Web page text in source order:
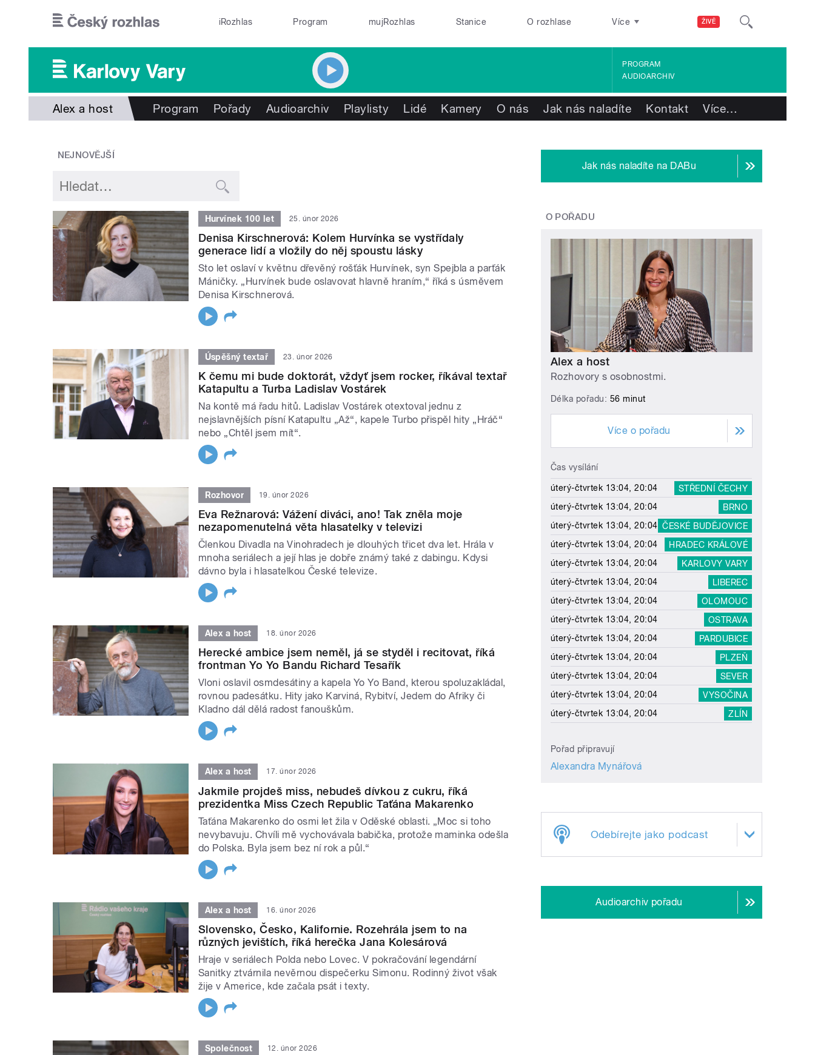
ŽIVĚ
iRozhlas Program mujRozhlas Stanice O rozhlase Více
PROGRAM
AUDIOARCHIV
Alex a host Program Pořady Audioarchiv Playlisty Lidé Kamery O nás Jak nás naladíte Kontakt Více…
NEJNOVĚJŠÍ
Hurvínek 100 let 25. únor 2026
Denisa Kirschnerová: Kolem Hurvínka se vystřídaly
generace lidí a vložily do něj spoustu lásky
Sto let oslaví v květnu dřevěný rošťák Hurvínek, syn Spejbla a parťák
Máničky. „Hurvínek bude oslavovat hlavně hraním,“ říká s úsměvem
Denisa Kirschnerová.
Úspěšný textař 23. únor 2026
K čemu mi bude doktorát, vždyť jsem rocker, říkával textař
Katapultu a Turba Ladislav Vostárek
Na kontě má řadu hitů. Ladislav Vostárek otextoval jednu z
nejslavnějších písní Katapultu „Až“, kapele Turbo přispěl hity „Hráč“
nebo „Chtěl jsem mít“.
Rozhovor 19. únor 2026
Eva Režnarová: Vážení diváci, ano! Tak zněla moje
nezapomenutelná věta hlasatelky v televizi
Členkou Divadla na Vinohradech je dlouhých třicet dva let. Hrála v
mnoha seriálech a její hlas je dobře známý také z dabingu. Kdysi
dávno byla i hlasatelkou České televize.
Alex a host 18. únor 2026
Herecké ambice jsem neměl, já se styděl i recitovat, říká
frontman Yo Yo Bandu Richard Tesařík
Vloni oslavil osmdesátiny a kapela Yo Yo Band, kterou spoluzakládal,
rovnou padesátku. Hity jako Karviná, Rybitví, Jedem do Afriky či
Kladno dál dělá radost fanouškům.
Alex a host 17. únor 2026
Jakmile projdeš miss, nebudeš dívkou z cukru, říká
prezidentka Miss Czech Republic Taťána Makarenko
Taťána Makarenko do osmi let žila v Oděské oblasti. „Moc si toho
nevybavuju. Chvíli mě vychovávala babička, protože maminka odešla
do Polska. Byla jsem bez ní rok a půl.“
Alex a host 16. únor 2026
Slovensko, Česko, Kalifornie. Rozehrála jsem to na
různých jevištích, říká herečka Jana Kolesárová
Hraje v seriálech Polda nebo Lovec. V pokračování legendární
Sanitky ztvárnila nevěrnou dispečerku Simonu. Rodinný život však
žije v Americe, kde začala psát i texty.
Společnost 12. únor 2026
Jak nás naladíte na DABu
O POŘADU
Alex a host
Rozhovory s osobnostmi.
Délka pořadu: 56 minut
Více o pořadu
Čas vysílání
úterý-čtvrtek 13:04, 20:04
STŘEDNÍ ČECHY
úterý-čtvrtek 13:04, 20:04
BRNO
úterý-čtvrtek 13:04, 20:04 ČESKÉ BUDĚJOVICE
úterý-čtvrtek 13:04, 20:04
HRADEC KRÁLOVÉ
úterý-čtvrtek 13:04, 20:04
KARLOVY VARY
úterý-čtvrtek 13:04, 20:04
LIBEREC
úterý-čtvrtek 13:04, 20:04
OLOMOUC
úterý-čtvrtek 13:04, 20:04
OSTRAVA
úterý-čtvrtek 13:04, 20:04
PARDUBICE
úterý-čtvrtek 13:04, 20:04
PLZEŇ
úterý-čtvrtek 13:04, 20:04
SEVER
úterý-čtvrtek 13:04, 20:04
VYSOČINA
úterý-čtvrtek 13:04, 20:04
ZLÍN
Pořad připravují
Alexandra Mynářová
Odebírejte jako podcast
Audioarchiv pořadu